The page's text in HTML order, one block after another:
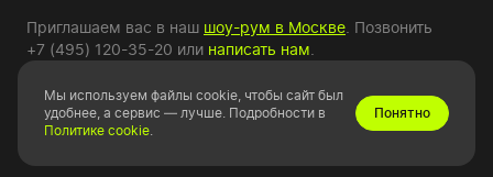
Приглашаем вас в наш шоу-рум в Москве . Позвонить
+7 (495) 120-35-20 или написать нам
Copyright © 2010-2026 HYPERPC.
Мы используем файлы cookie, чтобы сайт был
удобнее, а сервис — лучше. Подробности в
Политике cookie.
Понятно